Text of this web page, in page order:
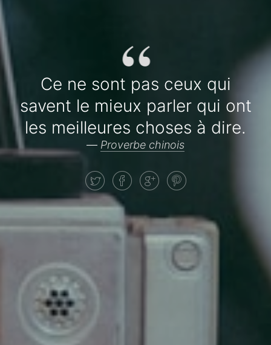
“
Ce ne sont pas ceux qui
savent le mieux parler qui ont
les meilleures choses à dire.
— Proverbe chinois